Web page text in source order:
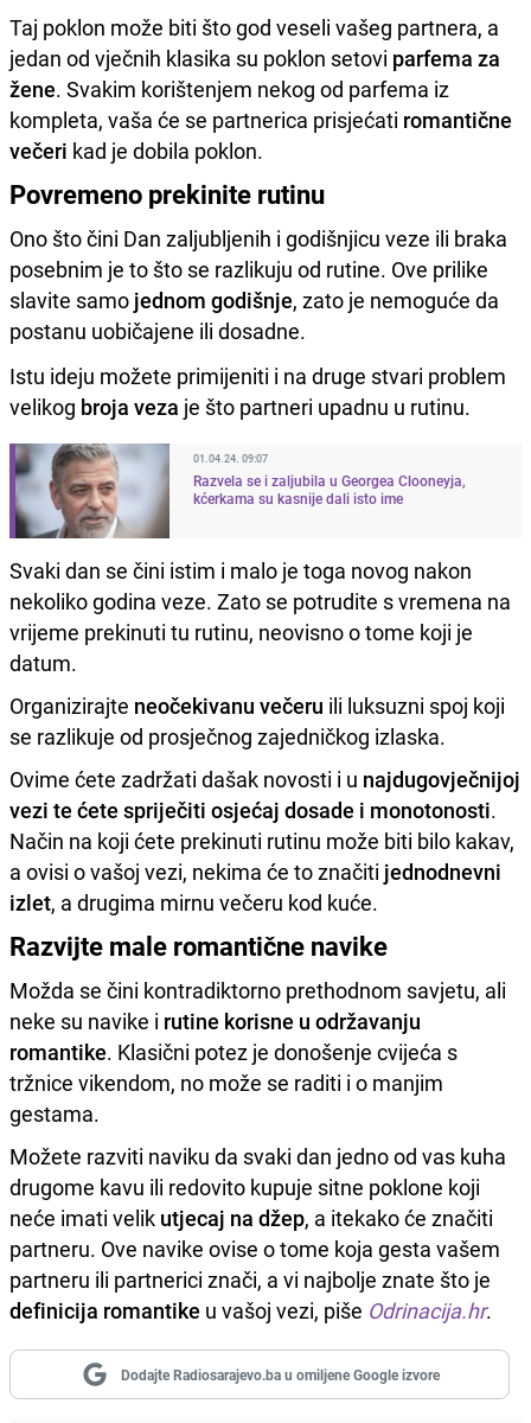
Taj poklon može biti što god veseli vašeg partnera, a
jedan od vječnih klasika su poklon setovi parfema za
žene. Svakim korištenjem nekog od parfema iz
kompleta, vaša će se partnerica prisjećati romantične
večeri kad je dobila poklon.
Povremeno prekinite rutinu
Ono što čini Dan zaljubljenih i godišnjicu veze ili braka
posebnim je to što se razlikuju od rutine. Ove prilike
slavite samo jednom godišnje, zato je nemoguće da
postanu uobičajene ili dosadne.
Istu ideju možete primijeniti i na druge stvari problem
velikog broja veza je što partneri upadnu u rutinu.
01.04.24. 09:07
Razvela se i zaljubila u Georgea Clooneyja,
kćerkama su kasnije dali isto ime
Svaki dan se čini istim i malo je toga novog nakon
nekoliko godina veze. Zato se potrudite s vremena na
vrijeme prekinuti tu rutinu, neovisno o tome koji je
datum.
Organizirajte neočekivanu večeru ili luksuzni spoj koji
se razlikuje od prosječnog zajedničkog izlaska.
Ovime ćete zadržati dašak novosti i u najdugovječnijoj
vezi te ćete spriječiti osjećaj dosade i monotonosti.
Način na koji ćete prekinuti rutinu može biti bilo kakav,
a ovisi o vašoj vezi, nekima će to značiti jednodnevni
izlet, a drugima mirnu večeru kod kuće.
Razvijte male romantične navike
Možda se čini kontradiktorno prethodnom savjetu, ali
neke su navike i rutine korisne u održavanju
romantike. Klasični potez je donošenje cvijeća s
tržnice vikendom, no može se raditi i o manjim
gestama.
Možete razviti naviku da svaki dan jedno od vas kuha
drugome kavu ili redovito kupuje sitne poklone koji
neće imati velik utjecaj na džep, a itekako će značiti
partneru. Ove navike ovise o tome koja gesta vašem
partneru ili partnerici znači, a vi najbolje znate što je
definicija romantike u vašoj vezi, piše Odrinacija.hr.
Dodajte Radiosarajevo.ba u omiljene Google izvore